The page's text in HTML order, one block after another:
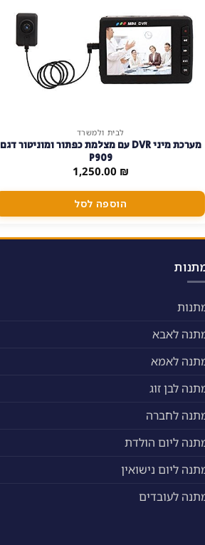
לבית ולמשרד
מערכת מיני DVR עם מצלמת כפתור ומוניטור דגם
P909
1,250.00 ₪
הוספה לסל
לאבא
לאמא
לבן זוג
לחברה
ליום הולדת
ליום נישואין
לעובדים